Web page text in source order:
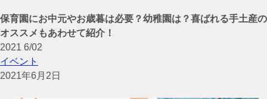
保育園にお中元やお歳暮は必要？幼稚園は？喜ばれる手土産の
オススメもあわせて紹介！
2021 6/02
イベント
2021年6月2日